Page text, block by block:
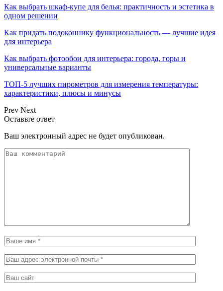
Как выбрать шкаф-купе для белья: практичность и эстетика в
одном решении
Как придать подоконнику функциональность — лучшие идея
для интерьера
Как выбрать фотообои для интерьера: города, горы и
универсальные варианты
ТОП-5 лучших пирометров для измерения температуры:
характеристики, плюсы и минусы
Prev Next
Оставьте ответ
Ваш электронный адрес не будет опубликован.